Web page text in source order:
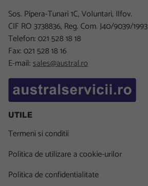
Sos. Pipera-Tunari 1C, Voluntari, Ilfov.
CIF RO 3738836, Reg. Com. J40/9039/1993
Telefon: 021 528 18 18
Fax: 021 528 18 16
E-mail:sales@austral.ro
UTILE
Termeni si conditii
Politica de utilizare a cookie-urilor
Politica de confidentialitate